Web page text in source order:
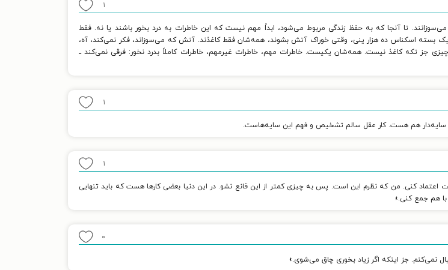
۱
تا آنجا که به حفظ زندگی مربوط می‌شود، ابداً مهم نیست که این خاطرات به درد بخور باشند یا نه. فقط
بسته اسکناس ده هزار ینی، وقتی خوراک آتش بشوند، همه‌شان فقط کاغذند. آتش که می‌سوزاند، فکر نمی‌کند، آه،
جز تکه کاغذ نیست. همه‌شان یکیست. خاطرات مهم، خاطرات غیرمهم، خاطرات کاملاً بدرد نخور: فرقی نمی‌کند ــ
۱
سایه‌دار هم هست. کار عقل سالم تشخیص و فهم این سایه‌هاست.
۱
کنی. من که نظرم این است. پس به چیزی کمتر از این قانع نشو. در این دنیا بعضی کارها هست که باید تنهایی
با هم جمع کنی.»
۰
نمی‌کنم. جز اینکه اگر زیاد بخوری چاق می‌شوی.»